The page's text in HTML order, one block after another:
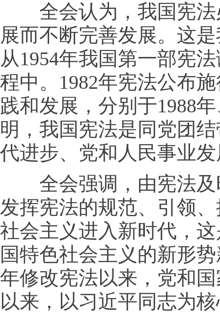
全会认为，我国宪法
展而不断完善发展。这
从1954年我国第一部宪
程中。1982年宪法公布
践和发展，分别于1988
明，我国宪法是同党团
代进步、党和人民事业
全会强调，由宪法及
发挥宪法的规范、引领
社会主义进入新时代，
国特色社会主义的新形
年修改宪法以来，党和
以来，以习近平同志为